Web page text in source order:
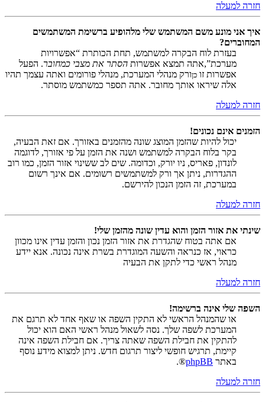
חזרה למעלה
איך אני מונע משם המשתמש שלי מלהופיע ברשימת המשתמשים
המחוברים?
בעזרת לוח הבקרה למשתמש, תחת הכותרת “אפשרויות
מערכת”,אתה תמצא אפשרות הסתר את מצבי כמחובר. הפעל
אפשרות זו כןורק מנהלי המערכת, מנהלי פורומים ואתה עצמך תהיו
אלה שיראו אותך מחובר. אתה תספר כמשתמש מוסתר.
חזרה למעלה
הזמנים אינם נכונים!
יכול להיות שהזמן המוצג שונה מהזמנים באזורך. אם זאת הבעיה,
בקר בלוח הבקרה למשתמש ושנה את הזמן על פי אזורך, לדוגמה
לונדון, פאריס, ניו יורק, וכדומה. שים לב ששינוי אזור הזמן, כמו רוב
ההגדרות, ניתן אך ורק למשתמשים רשומים. אם אינך רשום
במערכת, זה הזמן הנכון להירשם.
חזרה למעלה
שינתי את אזור הזמן והוא עדין שונה מהזמן שלי!
אם אתה בטוח שהגדרת את אזור הזמן נכון והזמן עדין אינו מכוון
כראוי, אז כנראה והשעה המוגדרת בשרת אינה נכונה. אנא יידע
מנהל ראשי כדי לתקן את הבעיה
חזרה למעלה
השפה שלי אינה ברשימה!
או שהמנהל הראשי לא התקין השפה או שאף אחד לא תרגם את
המערכת לשפה שלך. נסה לשאול מנהל ראשי האם הוא יכול
להתקין את חבילת השפה שאתה צריך. אם חבילת השפה אינה
קיימת, תרגיש חופשי ליצור תרגום חדש. ניתן למצוא מידע נוסף
באתר phpBB
®.
חזרה למעלה